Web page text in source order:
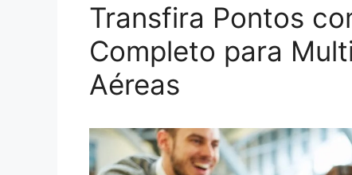
Transfira Pontos
Completo para
Aéreas